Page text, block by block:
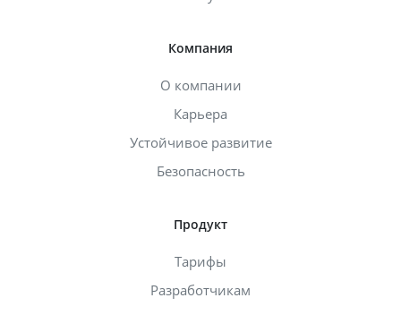
Компания
О компании
Карьера
Устойчивое развитие
Безопасность
Продукт
Тарифы
Разработчикам